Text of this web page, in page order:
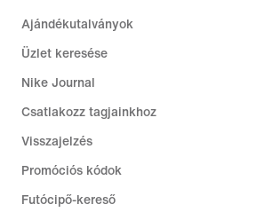
Ajándékutalványok
Üzlet keresése
Nike Journal
Csatlakozz tagjainkhoz
Visszajelzés
Promóciós kódok
Futócipő-kereső